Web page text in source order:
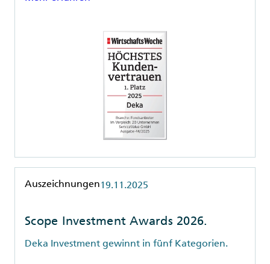
Rubrik
Auszeichnungen19.11.2025
Scope Investment Awards 2026.
Deka Investment gewinnt in fünf Kategorien.